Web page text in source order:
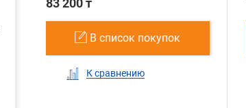
83 200 т
В список покупок
К сравнению